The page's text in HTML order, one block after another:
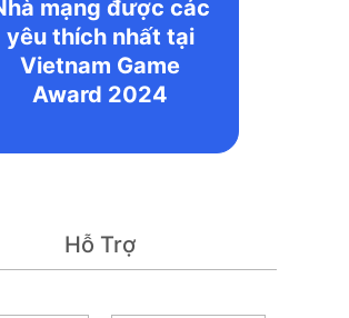
mạng được các
yêu thích nhất tại
Vietnam Game
Award 2024
Hỗ Trợ